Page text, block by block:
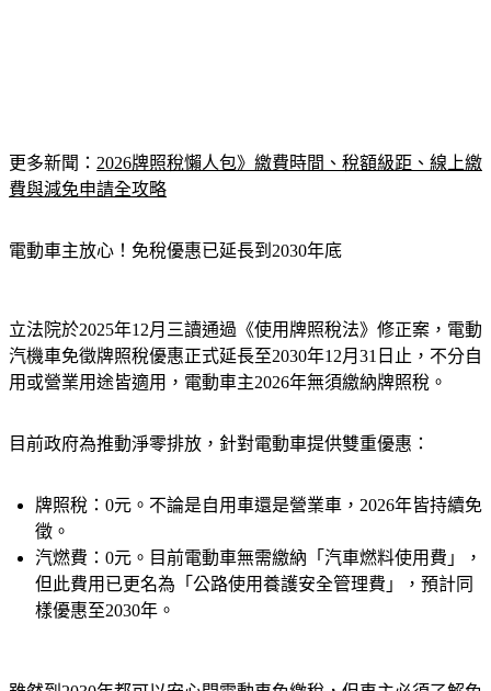
更多新聞： 2026牌照稅懶人包》繳費時間、稅額級距、線上繳
費與減免申請全攻略
電動車主放心！免稅優惠已延長到2030年底
立法院於2025年12月三讀通過《使用牌照稅法》修正案，電動
汽機車免徵牌照稅優惠正式延長至2030年12月31日止，不分自
用或營業用途皆適用，電動車主2026年無須繳納牌照稅。
目前政府為推動淨零排放，針對電動車提供雙重優惠：
牌照稅：0元。 不論是自用車還是營業車，2026年皆持續免
徵。
汽燃費：0元。 目前電動車無需繳納「汽車燃料使用費」，
但此費用已更名為「公路使用養護安全管理費」，預計同
樣優惠至2030年。